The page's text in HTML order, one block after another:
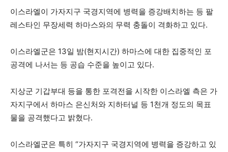
이스라엘이 가자지구 국경지역에 병력을 증강배치하는 등 팔
레스타인 무장세력 하마스와의 무력 충돌이 격화하고 있다.
이스라엘군은 13일 밤(현지시간) 하마스에 대한 집중적인 포
공격에 나서는 등 공습 수준을 높이고 있다.
지상군 기갑부대 등을 통한 포격전을 시작한 이스라엘 측은 가
자지구에서 하마스 은신처와 지하터널 등 1천개 정도의 목표
물을 공격했다고 밝혔다.
이스라엘군은 특히 “가자지구 국경지역에 병력을 증강하고 있